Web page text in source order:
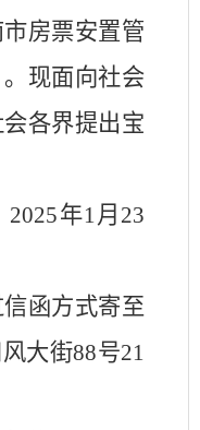
房票安置管
现面向社会
各界提出宝
2025年1月 23
函方式寄至
大街88号21